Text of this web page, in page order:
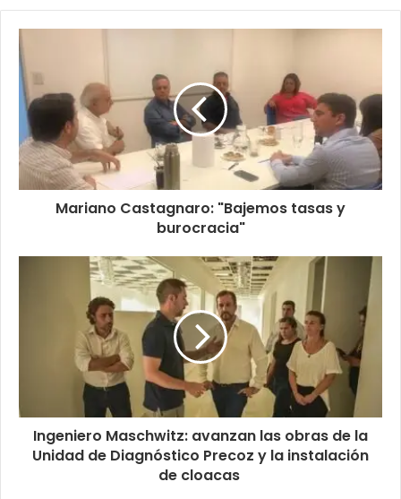
Mariano Castagnaro: "Bajemos tasas y
burocracia"
Ingeniero Maschwitz: avanzan las obras de la
Unidad de Diagnóstico Precoz y la instalación
de cloacas